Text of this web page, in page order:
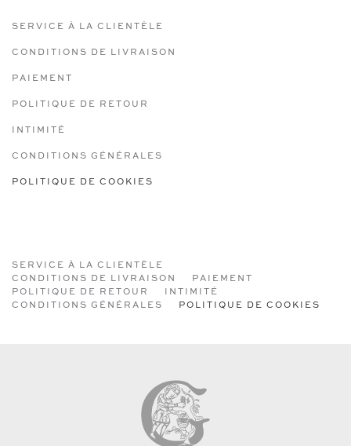
SERVICE À LA CLIENTÈLE
CONDITIONS DE LIVRAISON
PAIEMENT
POLITIQUE DE RETOUR
INTIMITÉ
CONDITIONS GÉNÉRALES
POLITIQUE DE COOKIES
SERVICE À LA CLIENTÈLE
CONDITIONS DE LIVRAISON
PAIEMENT
POLITIQUE DE RETOUR
INTIMITÉ
CONDITIONS GÉNÉRALES
POLITIQUE DE COOKIES